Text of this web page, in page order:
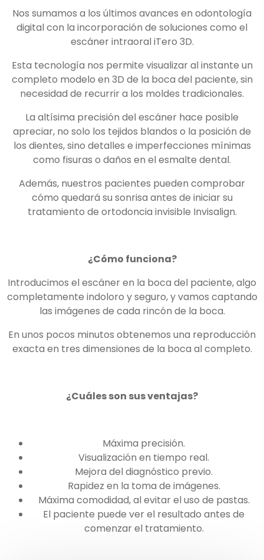
Nos sumamos a los últimos avances en odontología
digital con la incorporación de soluciones como el
escáner intraoral iTero 3D.
Esta tecnología nos permite visualizar al instante un
completo modelo en 3D de la boca del paciente, sin
necesidad de recurrir a los moldes tradicionales.
La altísima precisión del escáner hace posible
apreciar, no solo los tejidos blandos o la posición de
los dientes, sino detalles e imperfecciones mínimas
como fisuras o daños en el esmalte dental.
Además, nuestros pacientes pueden comprobar
cómo quedará su sonrisa antes de iniciar su
tratamiento de ortodoncia invisible Invisalign.
¿Cómo funciona?
Introducimos el escáner en la boca del paciente, algo
completamente indoloro y seguro, y vamos captando
las imágenes de cada rincón de la boca.
En unos pocos minutos obtenemos una reproducción
exacta en tres dimensiones de la boca al completo.
¿Cuáles son sus ventajas?
Máxima precisión.
Visualización en tiempo real.
Mejora del diagnóstico previo.
Rapidez en la toma de imágenes.
Máxima comodidad, al evitar el uso de pastas.
El paciente puede ver el resultado antes de
comenzar el tratamiento.